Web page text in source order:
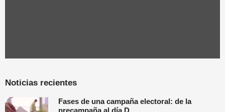
Noticias recientes
Fases de una campaña electoral: de la
precampaña al día D